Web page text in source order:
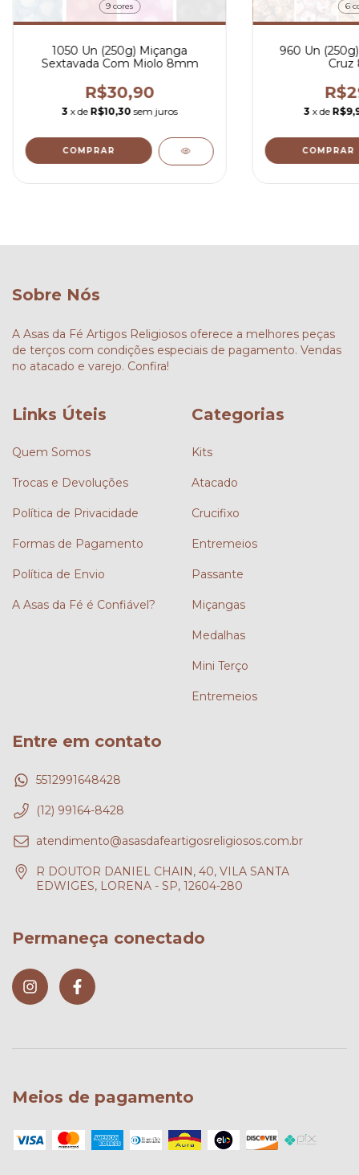
9 cores
1050 Un (250g) Miçanga
Sextavada Com Miolo 8mm
R$30,90
3 x de R$10,30 sem juros
COMPRAR
6
960 Un
3 x de
COMPRAR
Sobre Nós
A Asas da Fé Artigos Religiosos oferece a melhores peças
de terços com condições especiais de pagamento. Vendas
no atacado e varejo. Confira!
Links Úteis
Quem Somos
Trocas e Devoluções
Política de Privacidade
Formas de Pagamento
Política de Envio
A Asas da Fé é Confiável?
Categorias
Kits
Atacado
Crucifixo
Entremeios
Passante
Miçangas
Medalhas
Mini Terço
Entremeios
Entre em contato
5512991648428
(12) 99164-8428
atendimento@asasdafeartigosreligiosos.com.br
R DOUTOR DANIEL CHAIN, 40, VILA SANTA
EDWIGES, LORENA - SP, 12604-280
Permaneça conectado
Meios de pagamento